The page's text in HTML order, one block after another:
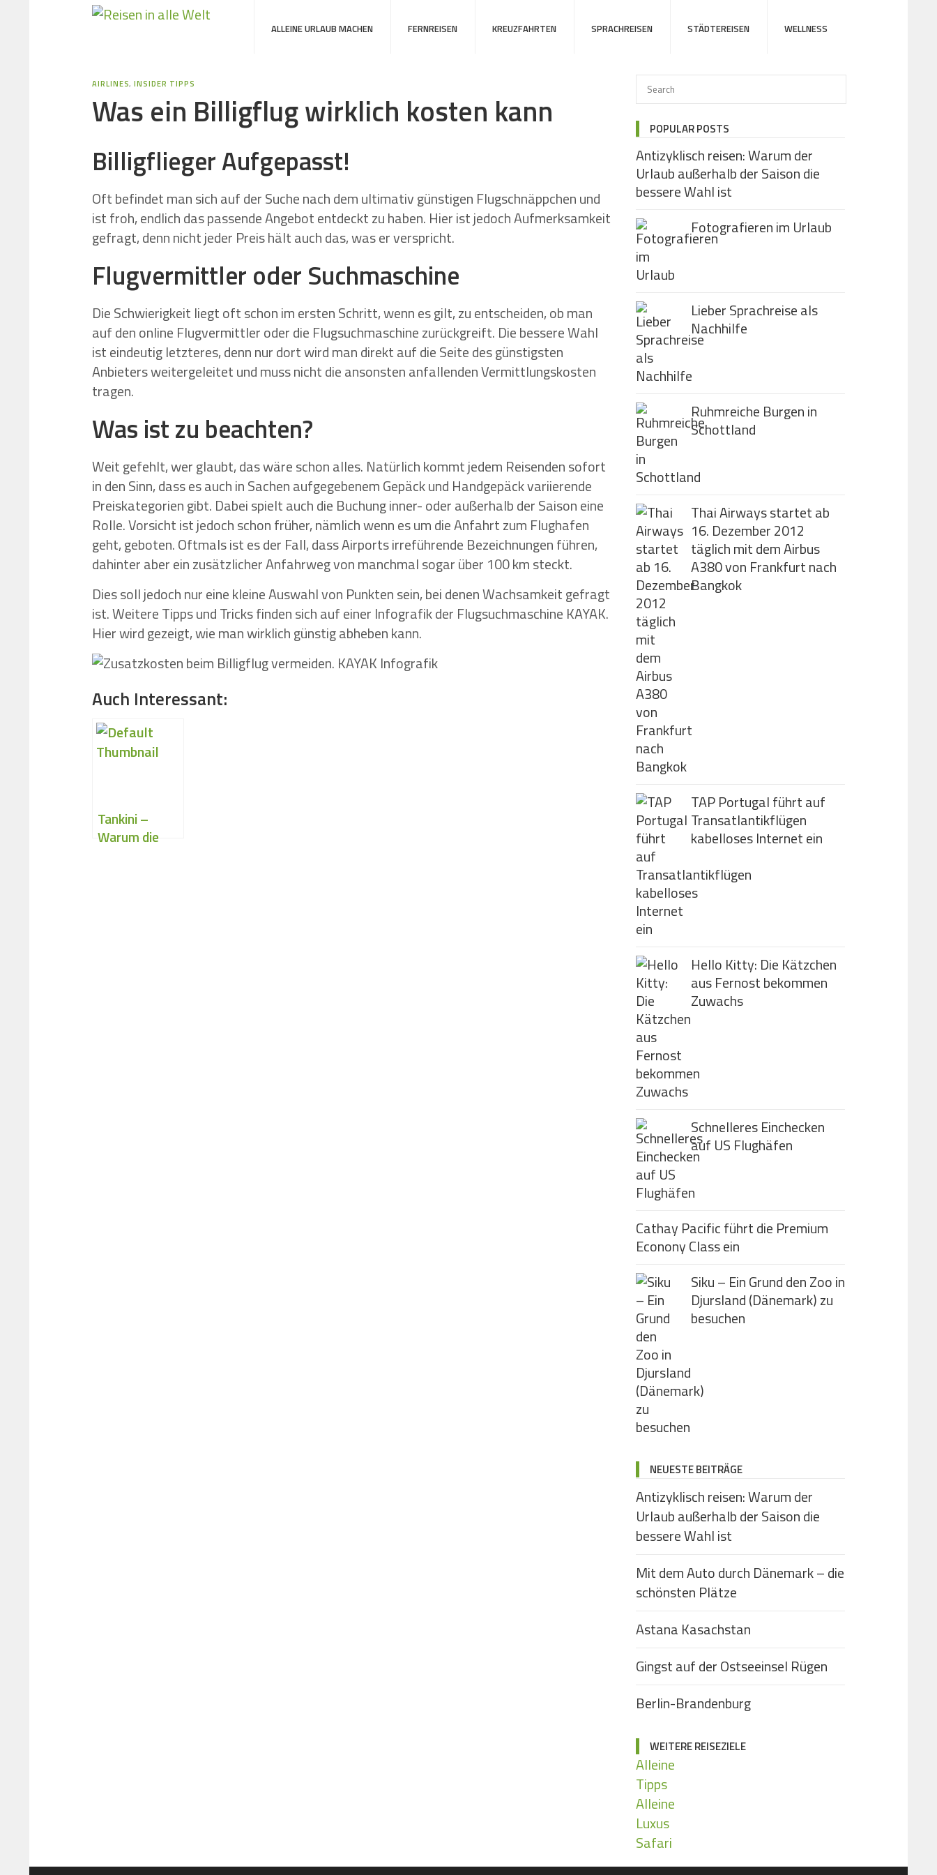
ALLEINE URLAUB MACHEN FERNREISEN KREUZFAHRTEN SPRACHREISEN STÄDTEREISEN WELLNESS
AIRLINES,INSIDER TIPPS
Was ein Billigflug wirklich kosten kann
Billigflieger Aufgepasst!
Oft befindet man sich auf der Suche nach dem ultimativ günstigen Flugschnäppchen und
ist froh, endlich das passende Angebot entdeckt zu haben. Hier ist jedoch Aufmerksamkeit
gefragt, denn nicht jeder Preis hält auch das, was er verspricht.
Flugvermittler oder Suchmaschine
Die Schwierigkeit liegt oft schon im ersten Schritt, wenn es gilt, zu entscheiden, ob man
auf den online Flugvermittler oder die Flugsuchmaschine zurückgreift. Die bessere Wahl
ist eindeutig letzteres, denn nur dort wird man direkt auf die Seite des günstigsten
Anbieters weitergeleitet und muss nicht die ansonsten anfallenden Vermittlungskosten
tragen.
Was ist zu beachten?
Weit gefehlt, wer glaubt, das wäre schon alles. Natürlich kommt jedem Reisenden sofort
in den Sinn, dass es auch in Sachen aufgegebenem Gepäck und Handgepäck variierende
Preiskategorien gibt. Dabei spielt auch die Buchung inner- oder außerhalb der Saison eine
Rolle. Vorsicht ist jedoch schon früher, nämlich wenn es um die Anfahrt zum Flughafen
geht, geboten. Oftmals ist es der Fall, dass Airports irreführende Bezeichnungen führen,
dahinter aber ein zusätzlicher Anfahrweg von manchmal sogar über 100 km steckt.
Dies soll jedoch nur eine kleine Auswahl von Punkten sein, bei denen Wachsamkeit gefragt
ist. Weitere Tipps und Tricks finden sich auf einer Infografik der Flugsuchmaschine KAYAK.
Hier wird gezeigt, wie man wirklich günstig abheben kann.
Auch Interessant:
Tankini –
Warum die
POPULAR POSTS
Antizyklisch reisen: Warum der
Urlaub außerhalb der Saison die
bessere Wahl ist
Fotografieren im Urlaub
Lieber Sprachreise als
Nachhilfe
Ruhmreiche Burgen in
Schottland
Thai Airways startet ab
16. Dezember 2012
täglich mit dem Airbus
A380 von Frankfurt nach
Bangkok
TAP Portugal führt auf
Transatlantikflügen
kabelloses Internet ein
Hello Kitty: Die Kätzchen
aus Fernost bekommen
Zuwachs
Schnelleres Einchecken
auf US Flughäfen
Cathay Pacific führt die Premium
Econony Class ein
Siku – Ein Grund den Zoo in
Djursland (Dänemark) zu
besuchen
NEUESTE BEITRÄGE
Antizyklisch reisen: Warum der
Urlaub außerhalb der Saison die
bessere Wahl ist
Mit dem Auto durch Dänemark – die
schönsten Plätze
Astana Kasachstan
Gingst auf der Ostseeinsel Rügen
Berlin-Brandenburg
WEITERE REISEZIELE
Alleine
Tipps
Alleine
Luxus
Safari